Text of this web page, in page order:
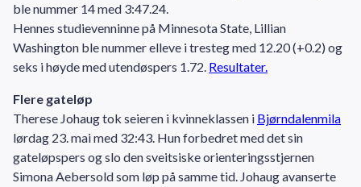
ble nummer 14 med 3:47.24.
Hennes studievenninne på Minnesota State, Lillian
Washington ble nummer elleve i tresteg med 12.20 (+0.2) og
seks i høyde med utendøspers 1.72. Resultater.
Flere gateløp
Therese Johaug tok seieren i kvinneklassen i Bjørndalenmila
lørdag 23. mai med 32:43. Hun forbedret med det sin
gateløpspers og slo den sveitsiske orienteringsstjernen
Simona Aebersold som løp på samme tid. Johaug avanserte